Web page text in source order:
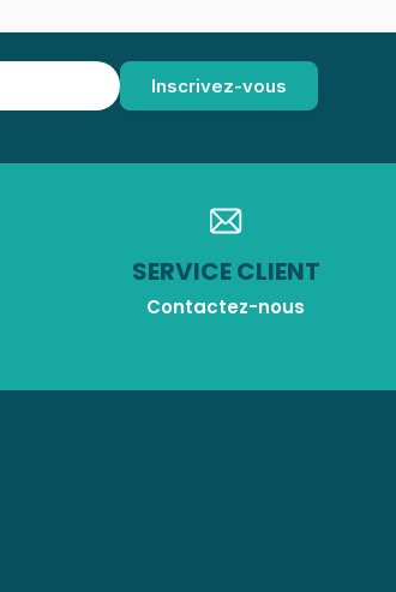
SERVICE CLIENT
Contactez-nous